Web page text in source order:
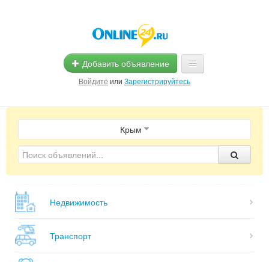
Добавить объявление
Войдите или Зарегистрируйтесь
Главная
Помощь
Крым
Недвижимость
Транспорт